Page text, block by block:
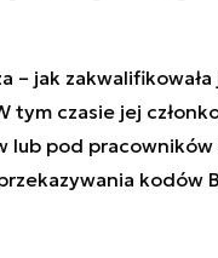
– jak
tym czasie jej
lub pod
kodów